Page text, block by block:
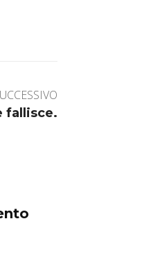
fallisce.